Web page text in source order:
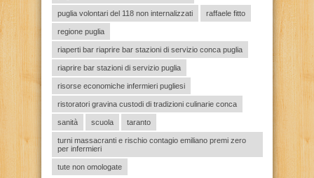
puglia volontari del 118 non internalizzati raffaele fitto
regione puglia
riaperti bar riaprire bar stazioni di servizio conca puglia
riaprire bar stazioni di servizio puglia
risorse economiche infermieri pugliesi
ristoratori gravina custodi di tradizioni culinarie conca
sanità scuola taranto
turni massacranti e rischio contagio emiliano premi zero
per infermieri
tute non omologate